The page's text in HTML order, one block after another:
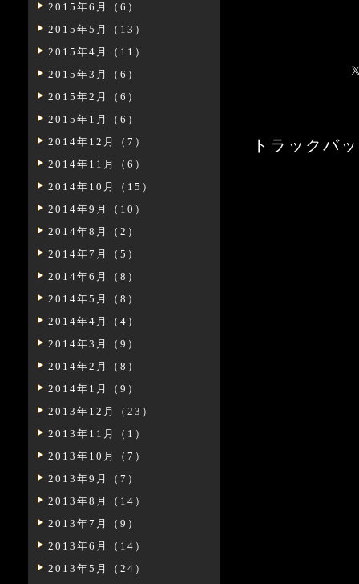
2015年6月（6）
2015年5月（13）
2015年4月（11）
2015年3月（6）
2015年2月（6）
2015年1月（6）
2014年12月（7）
2014年11月（6）
2014年10月（15）
2014年9月（10）
2014年8月（2）
2014年7月（5）
2014年6月（8）
2014年5月（8）
2014年4月（4）
2014年3月（9）
2014年2月（8）
2014年1月（9）
2013年12月（23）
2013年11月（1）
2013年10月（7）
2013年9月（7）
2013年8月（14）
2013年7月（9）
2013年6月（14）
2013年5月（24）
トラックバ